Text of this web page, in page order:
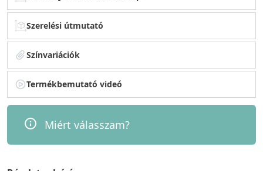
Szerelési útmutató
Színvariációk
Termékbemutató videó
Miért válasszam?